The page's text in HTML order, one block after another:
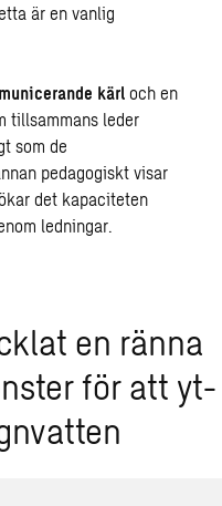
är en vanlig
kärl och en
tillsammans leder
som de
pedagogiskt visar
det kapaciteten
ledningar.
en ränna
för att yt­